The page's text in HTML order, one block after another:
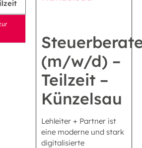
(m/w/d) –
Teilzeit –
Künzelsau
Lehleiter + Partner ist
eine moderne und stark
digitalisierte